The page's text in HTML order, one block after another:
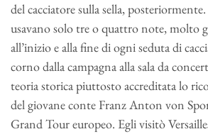
del cacciatore sulla sella,
usavano solo tre o quattro note, molto
all’inizio e alla fine di ogni seduta di
corno dalla campagna alla sala da
teoria storica piuttosto accreditata lo
del giovane conte Franz Anton von
Grand Tour europeo. Egli visitò